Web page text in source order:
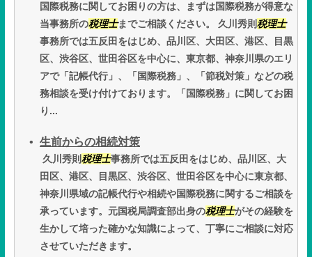
国際税務に関してお困りの方は、まずは国際税務が得意な
当事務所の税理士までご相談ください。 久川秀則税理士
事務所では五反田をはじめ、品川区、大田区、港区、目黒
区、渋谷区、世田谷区を中心に、東京都、神奈川県のエリ
アで「記帳代行」、「国際税務」、「節税対策」などの税
務相談を受け付けております。「国際税務」に関してお困
り...
生前からの相続対策
久川秀則税理士事務所では五反田をはじめ、品川区、大
田区、港区、目黒区、渋谷区、世田谷区を中心に東京都、
神奈川県域の記帳代行や相続や国際税務に関するご相談を
承っています。元国税局調査部出身の税理士がその経験を
生かして培った確かな知識によって、丁寧にご相談に対応
させていただきます。